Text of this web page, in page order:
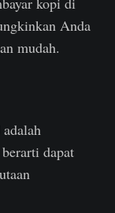
Anda
mudah.
dapat